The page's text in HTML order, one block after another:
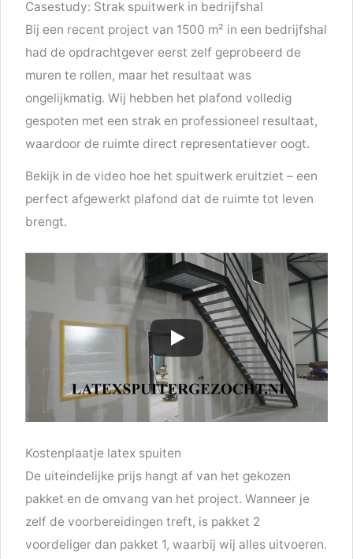
Casestudy: Strak spuitwerk in bedrijfshal
Bij een recent project van 1500 m² in een bedrijfshal
had de opdrachtgever eerst zelf geprobeerd de
muren te rollen, maar het resultaat was
ongelijkmatig. Wij hebben het plafond volledig
gespoten met een strak en professioneel resultaat,
waardoor de ruimte direct representatiever oogt.
Bekijk in de video hoe het spuitwerk eruitziet – een
perfect afgewerkt plafond dat de ruimte tot leven
brengt.
Kostenplaatje latex spuiten
De uiteindelijke prijs hangt af van het gekozen
pakket en de omvang van het project. Wanneer je
zelf de voorbereidingen treft, is pakket 2
voordeliger dan pakket 1, waarbij wij alles uitvoeren.